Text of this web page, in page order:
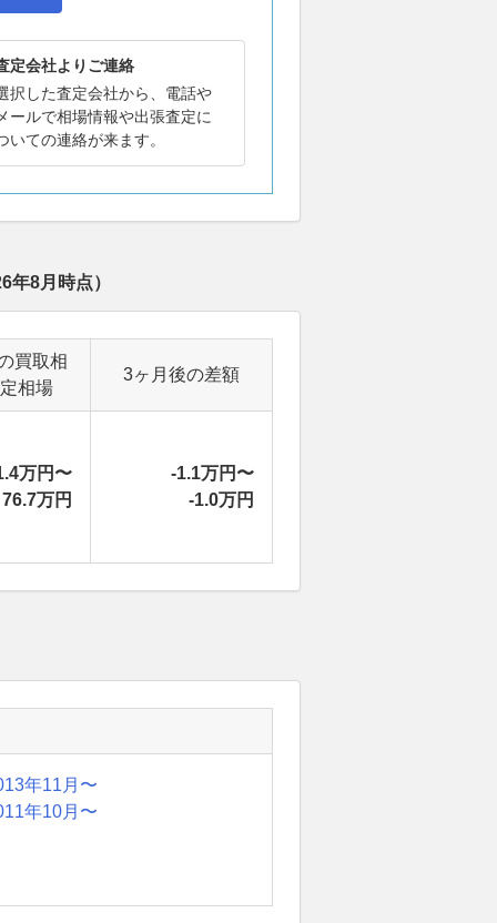
定会社よりご連絡
択した査定会社から、電話や
ールで相場情報や出張査定に
いての連絡が来ます。
年8月 時点）
買取相
相場
3ヶ月後の差額
万円〜
76.7万円
-1.1万円〜
-1.0万円
年11月〜
年10月〜